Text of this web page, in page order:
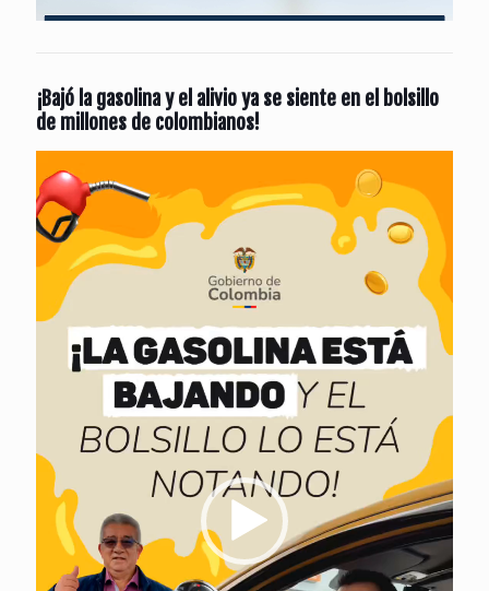
¡Bajó la gasolina y el alivio ya se siente en el bolsillo
de millones de colombianos!
de
vídeo